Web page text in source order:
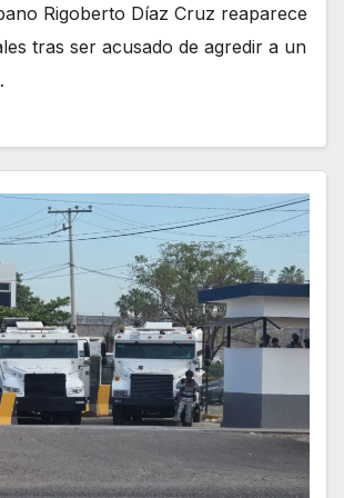
Rigoberto Díaz Cruz reaparece
tras ser acusado de agredir a un